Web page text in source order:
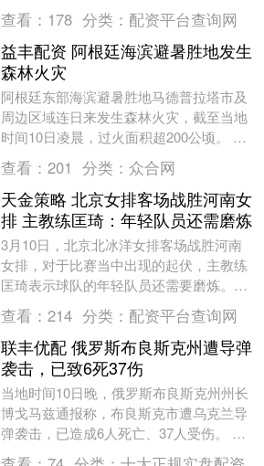
全球铜价大幅上涨。 Fre....
查看： 178 分类： 配资平台查询网
益丰配资 阿根廷海滨避暑胜地发生
森林火灾
阿根廷东部海滨避暑胜地马德普拉塔市及
周边区域连日来发生森林火灾，截至当地
时间10日凌晨，过火面积超200公顷。 据
悉，大火发生于8日，一度蔓延至公路沿线
城区，迫....
查看： 201 分类： 众合网
天金策略 北京女排客场战胜河南女
排 主教练匡琦：年轻队员还需磨炼
3月10日，北京北冰洋女排客场战胜河南
女排，对于比赛当中出现的起伏，主教练
匡琦表示球队的年轻队员还需要磨炼。
Your browser is not suppo....
查看： 214 分类： 配资平台查询网
联丰优配 俄罗斯布良斯克州遭导弹
袭击，已致6死37伤
当地时间10日晚，俄罗斯布良斯克州州长
博戈马兹通报称，布良斯克市遭乌克兰导
弹袭击，已造成6人死亡、37人受伤。 乌
克兰方面对此暂无回应。 更多热点速报、